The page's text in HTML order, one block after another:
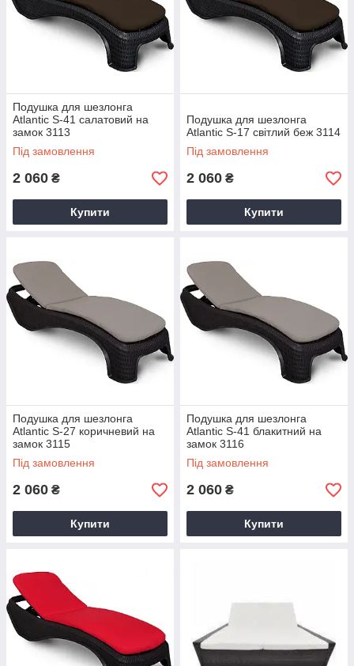
Подушка для шезлонга
Atlantic S-41 салатовий на
замок 3113
Під замовлення
2 060 ₴
Купити
Подушка для шезлонга
Atlantic S-17 світлий беж 3114
Під замовлення
2 060 ₴
Купити
Подушка для шезлонга
Atlantic S-27 коричневий на
замок 3115
Під замовлення
2 060 ₴
Купити
Подушка для шезлонга
Atlantic S-41 блакитний на
замок 3116
Під замовлення
2 060 ₴
Купити